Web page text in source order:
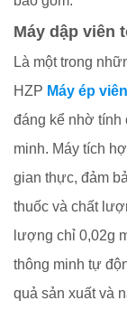
Máy dập viên
Là một trong
HZP Máy ép
đáng kể nhờ tính
minh. Máy tích
gian thực, đảm
thuốc và chất
lượng chỉ 0,02g
thông minh tự
quả sản xuất và